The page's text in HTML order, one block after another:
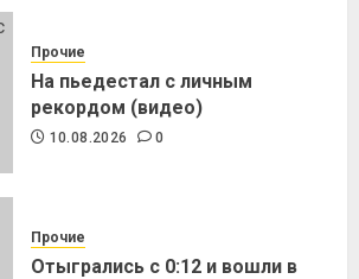
Прочие
На пьедестал с личным
рекордом (видео)
10.08.2026 0
Прочие
Отыгрались с 0:12 и вошли в